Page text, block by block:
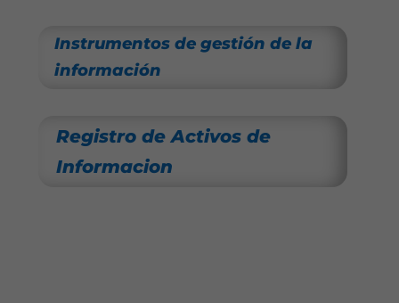
Instrumentos de gestión de la
información
Registro de Activos de
Informacion